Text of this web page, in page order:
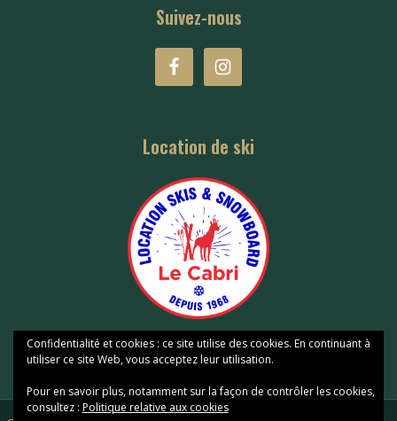
Suivez-nous
Location de ski
Confidentialité et cookies : ce site utilise des cookies. En continuant à
utiliser ce site Web, vous acceptez leur utilisation.
Pour en savoir plus, notamment sur la façon de contrôler les cookies,
consultez : Politique relative aux cookies